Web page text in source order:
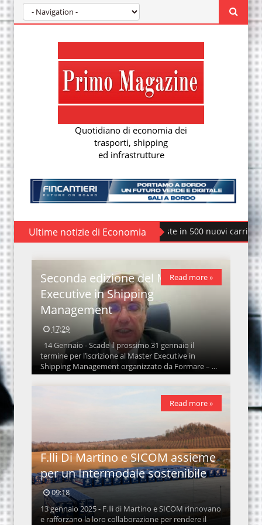
Quotidiano di economia dei
trasporti, shipping
ed infrastrutture
Ultime notizie di Economia Fondo Piccoli Comuni: il
Seconda edizione del Mater
Executive in Shipping
Management
17:29
14 Gennaio - Scade il prossimo 31 gennaio il
termine per l’iscrizione al Master Executive in
Shipping Management organizzato da Formare – ...
Read more »
F.lli Di Martino e SICOM assieme
per un Intermodale sostenibile
09:18
13 gennaio 2025 - F.lli di Martino e SICOM rinnovano
e rafforzano la loro collaborazione per rendere il
Read more »